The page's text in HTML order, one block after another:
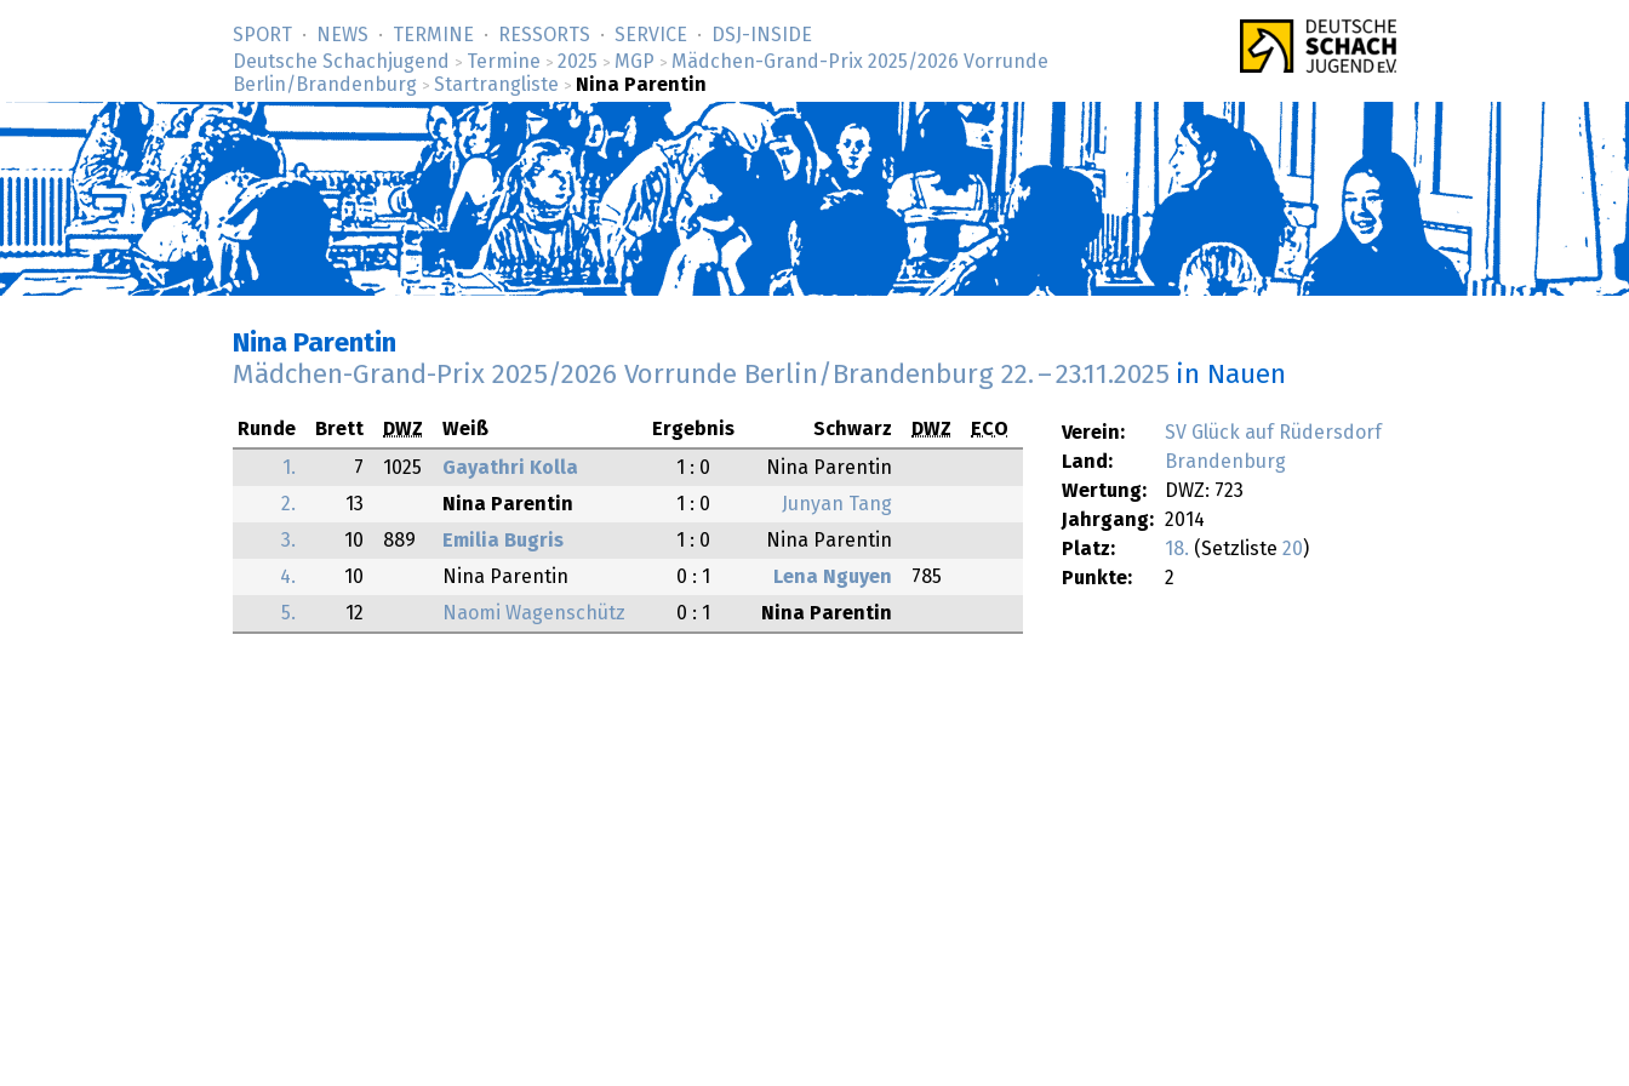
SPORT NEWS TERMINE RESSORTS SERVICE
DSJ-­INSIDE
Deutsche Schachjugend
> Termine > 2025 > MGP > Mädchen-Grand-Prix 2025/2026 Vorrunde
Berlin/Brandenburg > Startrangliste > Nina Parentin
Nina Parentin
Mädchen-Grand-Prix 2025/2026 Vorrunde Berlin/Brandenburg 22. –23.11.2025 in Nauen
Verein:
SV Glück auf Rüdersdorf
Land:
Brandenburg
Wertung:
DWZ: 723
Jahrgang: 2014
Platz:
18. (Setzliste 20)
Punkte:
2
Runde Brett DWZ Weiß Ergebnis Schwarz DWZ
ECO
1.
7 1025 Gayathri Kolla 1 : 0
Nina Parentin
2.
13 Nina Parentin 1 : 0
Junyan Tang
3.
10 889 Emilia Bugris 1 : 0
Nina Parentin
4.
10 Nina Parentin 0 : 1 Lena Nguyen
785
5.
12 Naomi Wagenschütz 0 : 1 Nina Parentin